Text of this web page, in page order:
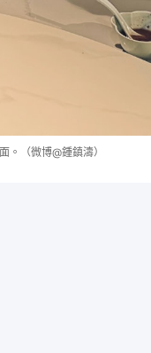
。（微博@鍾鎮濤）